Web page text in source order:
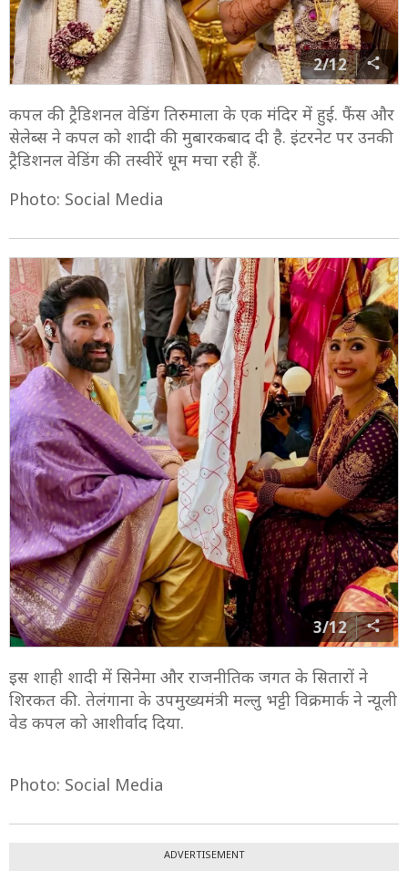
2/12
कपल की ट्रैडिशनल वेडिंग तिरुमाला के एक मंदिर में हुई. फैंस और
सेलेब्स ने कपल को शादी की मुबारकबाद दी है. इंटरनेट पर उनकी
ट्रैडिशनल वेडिंग की तस्वीरें धूम मचा रही हैं.
Photo: Social Media
3/12
इस शाही शादी में सिनेमा और राजनीतिक जगत के सितारों ने
शिरकत की. तेलंगाना के उपमुख्यमंत्री मल्लु भट्टी विक्रमार्क ने न्यूली
वेड कपल को आशीर्वाद दिया.
Photo: Social Media
ADVERTISEMENT